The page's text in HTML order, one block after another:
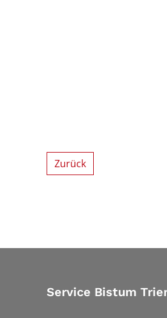
Zurück
Service Bistum